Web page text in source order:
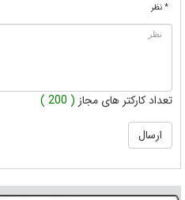
* نظر
تعداد کارکتر های مجاز ( 200 )